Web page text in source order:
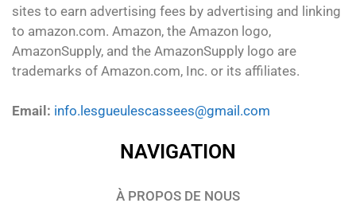
sites to earn advertising fees by advertising and linking
to amazon.com. Amazon, the Amazon logo,
AmazonSupply, and the AmazonSupply logo are
trademarks of Amazon.com, Inc. or its affiliates.
Email: info.lesgueulescassees@gmail.com
NAVIGATION
À PROPOS DE NOUS